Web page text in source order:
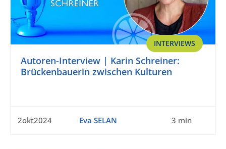
INTERVIEWS
Autoren-Interview | Karin Schreiner:
Brückenbauerin zwischen Kulturen
2okt2024 Eva SELAN 3 min